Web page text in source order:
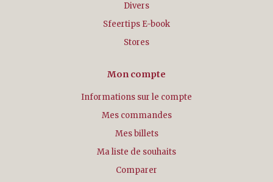
Divers
Sfeertips E-book
Stores
Mon compte
Informations sur le compte
Mes commandes
Mes billets
Ma liste de souhaits
Comparer